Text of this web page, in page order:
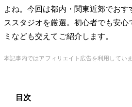
よね。今回は都内・関東近郊でおす
ススタジオを厳選。初心者でも安心
ミなども交えてご紹介します。
本記事内ではアフィリエイト広告を利用してい
目次